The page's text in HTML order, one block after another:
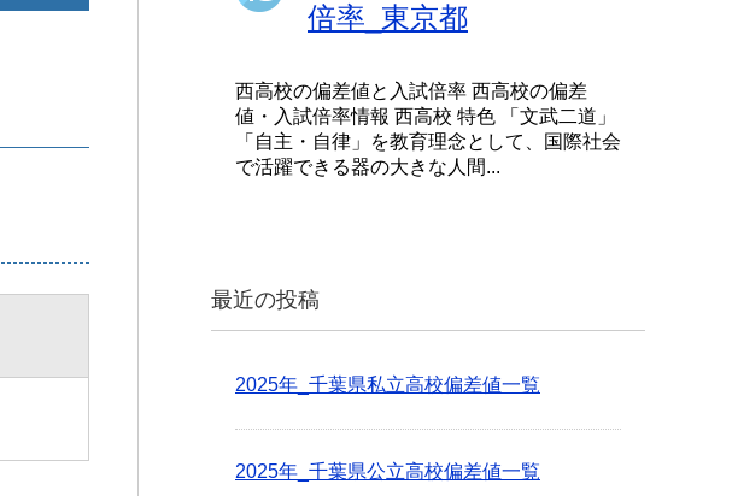
倍率_東京都
西高校の偏差値と入試倍率 西高校の偏差
値・入試倍率情報 西高校 特色 「文武二道」
「自主・自律」を教育理念として、国際社会
で活躍できる器の大きな人間...
最近の投稿
2025年_千葉県私立高校偏差値一覧
2025年_千葉県公立高校偏差値一覧